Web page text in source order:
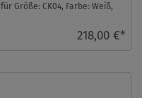
für Größe: CK04, Farbe: Weiß,
218,00 €*